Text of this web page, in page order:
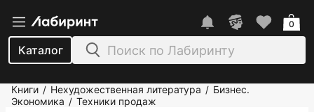
Каталог
0
Книги / Нехудожественная литература / Бизнес.
Экономика / Техники продаж